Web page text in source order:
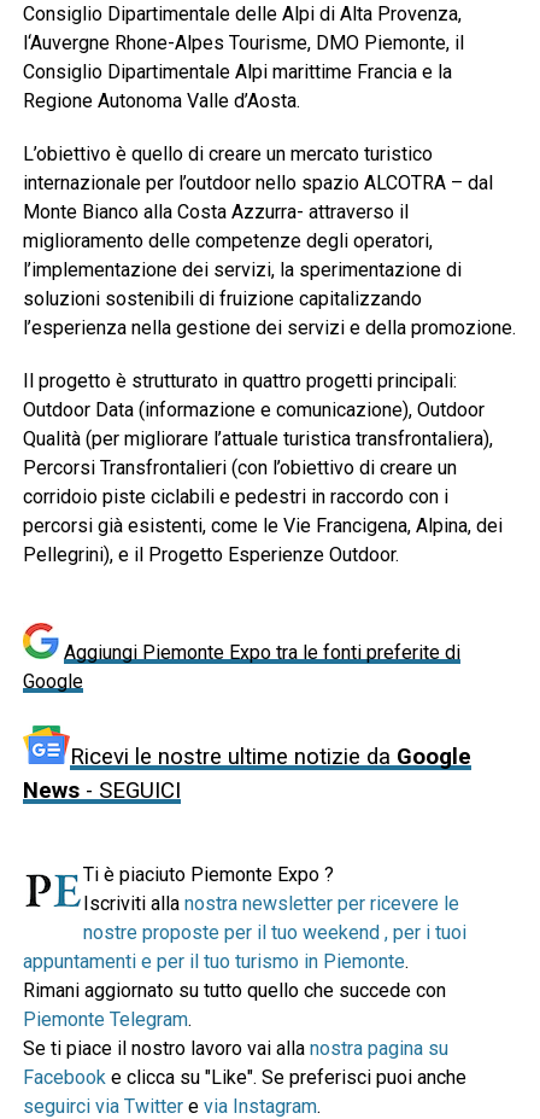
Consiglio Dipartimentale delle Alpi di Alta Provenza,
l‘Auvergne Rhone-Alpes Tourisme, DMO Piemonte, il
Consiglio Dipartimentale Alpi marittime Francia e la
Regione Autonoma Valle d’Aosta.
L’obiettivo è quello di creare un mercato turistico
internazionale per l’outdoor nello spazio ALCOTRA – dal
Monte Bianco alla Costa Azzurra- attraverso il
miglioramento delle competenze degli operatori,
l’implementazione dei servizi, la sperimentazione di
soluzioni sostenibili di fruizione capitalizzando
l’esperienza nella gestione dei servizi e della promozione.
Il progetto è strutturato in quattro progetti principali:
Outdoor Data (informazione e comunicazione), Outdoor
Qualità (per migliorare l’attuale turistica transfrontaliera),
Percorsi Transfrontalieri (con l’obiettivo di creare un
corridoio piste ciclabili e pedestri in raccordo con i
percorsi già esistenti, come le Vie Francigena, Alpina, dei
Pellegrini), e il Progetto Esperienze Outdoor.
Aggiungi Piemonte Expo tra le fonti preferite di
Google
Ricevi le nostre ultime notizie da Google
News- SEGUICI
Ti è piaciuto Piemonte Expo ?
Iscriviti alla nostra newsletter per ricevere le
nostre proposte per il tuo weekend , per i tuoi
appuntamenti e per il tuo turismo in Piemonte.
Rimani aggiornato su tutto quello che succede con
Piemonte Telegram.
Se ti piace il nostro lavoro vai alla nostra pagina su
Facebooke clicca su "Like". Se preferisci puoi anche
seguirci via Twittere via Instagram.